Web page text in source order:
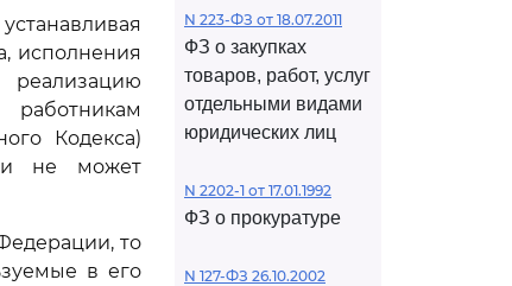
исполнения
Кодекса)
и не может
то
в его
N 223-ФЗ от 18.07.2011
ФЗ о закупках
товаров, работ, услуг
отдельными видами
юридических лиц
N 2202-1 от 17.01.1992
ФЗ о прокуратуре
N 127-ФЗ 26.10.2002